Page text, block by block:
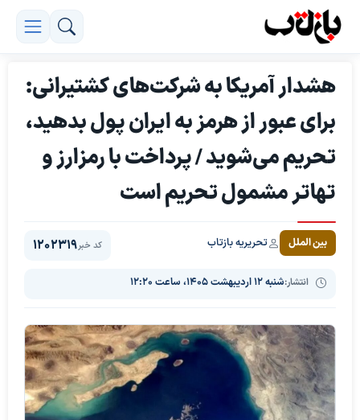
هشدار آمریکا به شرکت‌های کشتیرانی:
برای عبور از هرمز به ایران پول بدهید،
تحریم می‌شوید / پرداخت با رمزارز و
تهاتر مشمول تحریم است
بین الملل تحریریه بازتاب
انتشار:شنبه ۱۲ اردیبهشت ۱۴۰۵، ساعت ۱۲:۲۰
کد خبر1202319